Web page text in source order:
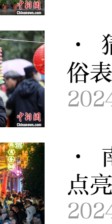
·
俗
·
点